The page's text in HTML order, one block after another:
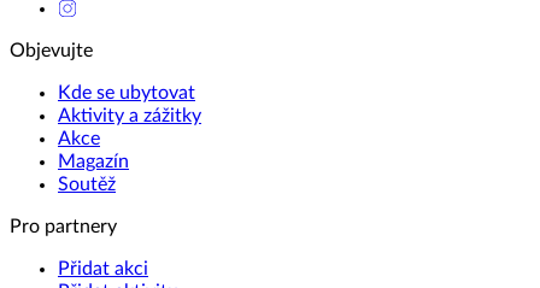
Objevujte
Kde se ubytovat
Aktivity a zážitky
Akce
Magazín
Soutěž
Pro partnery
Přidat akci